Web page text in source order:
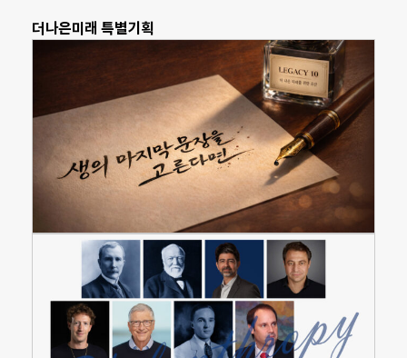
더나은미래 특별기획